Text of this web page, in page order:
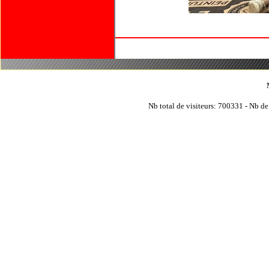
Nb total de visiteurs: 700331 - Nb